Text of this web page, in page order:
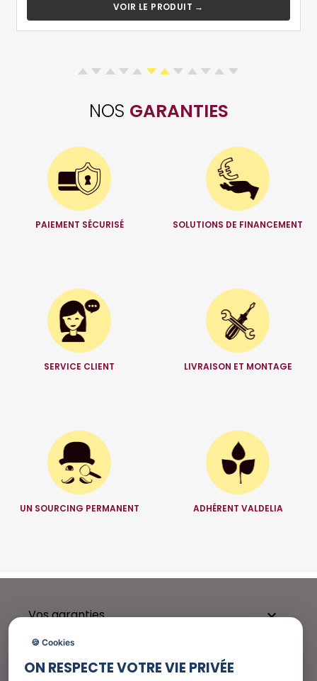
VOIR LE PRODUIT →
NOS GARANTIES
PAIEMENT SÉCURISÉ SOLUTIONS DE FINANCEMENT
SERVICE CLIENT LIVRAISON ET MONTAGE
UN SOURCING PERMANENT ADHÉRENT VALDELIA
Vos garanties 
Besoin d'aide ?
🍪 Cookies
ON RESPECTE VOTRE VIE PRIVÉE